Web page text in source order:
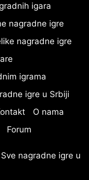
igara
nagradne igre
nagradne igre
igrama
igre u Srbiji
O nama
Forum
nagradne igre u